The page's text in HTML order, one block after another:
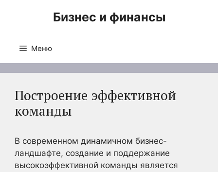
Бизнес и финансы
Меню
Построение эффективной
команды
В современном динамичном бизнес-
ландшафте, создание и поддержание
высокоэффективной команды является